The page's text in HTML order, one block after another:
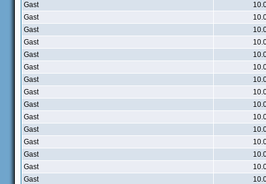
Gast
Gast
Gast
Gast
Gast
Gast
Gast
Gast
Gast
Gast
Gast
Gast
Gast
Gast
Gast